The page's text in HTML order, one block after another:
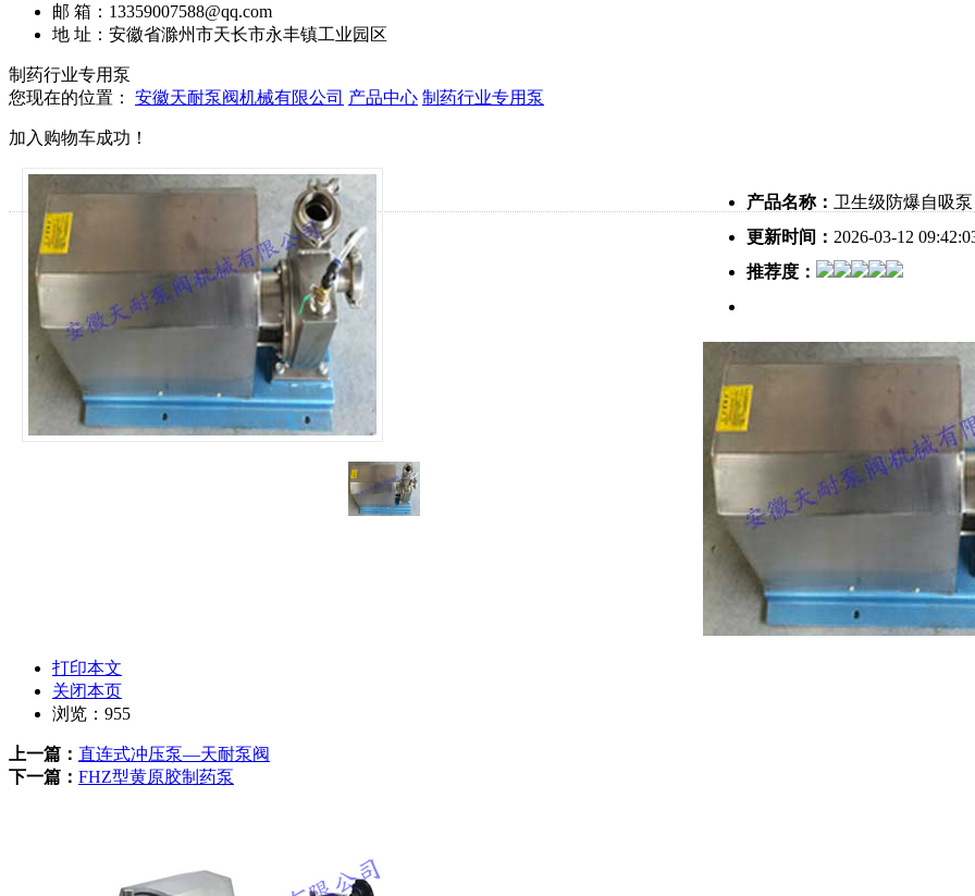
邮 箱：13359007588@qq.com
地 址：安徽省滁州市天长市永丰镇工业园区
制药行业专用泵
您现在的位置： 安徽天耐泵阀机械有限公司 产品中心 制药行业专用泵
加入购物车成功！
产品名称： 卫生级防爆自吸泵
更新时间： 2026-03-12
推荐度：
介绍：
打印本文
关闭本页
浏览： 955
上一篇： 直连式冲压泵—天耐泵阀
下一篇： FHZ型黄原胶制药泵